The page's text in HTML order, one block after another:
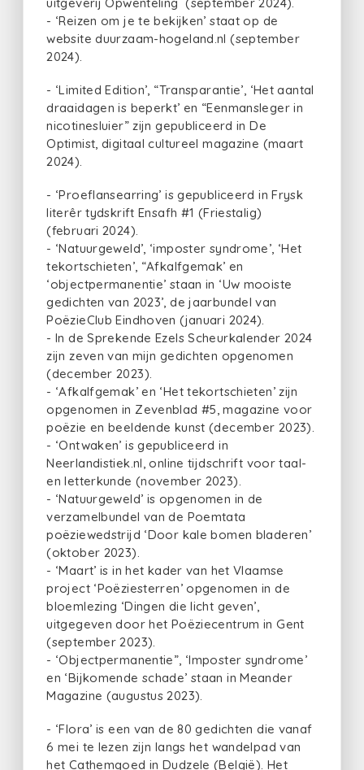
uitgeverij Opwenteling (september 2024).
- ‘Reizen om je te bekijken’ staat op de
website duurzaam-hogeland.nl (september
2024).
- ‘Limited Edition’, “Transparantie’, ‘Het aantal
draaidagen is beperkt’ en “Eenmansleger in
nicotinesluier” zijn gepubliceerd in De
Optimist, digitaal cultureel magazine (maart
2024).
- ‘Proeflansearring’ is gepubliceerd in Frysk
literêr tydskrift Ensafh #1 (Friestalig)
(februari 2024).
- ‘Natuurgeweld’, ‘imposter syndrome’, ‘Het
tekortschieten’, “Afkalfgemak’ en
‘objectpermanentie’ staan in ‘Uw mooiste
gedichten van 2023’, de jaarbundel van
PoëzieClub Eindhoven (januari 2024).
- In de Sprekende Ezels Scheurkalender 2024
zijn zeven van mijn gedichten opgenomen
(december 2023).
- ‘Afkalfgemak’ en ‘Het tekortschieten’ zijn
opgenomen in Zevenblad #5, magazine voor
poëzie en beeldende kunst (december 2023).
- ‘Ontwaken’ is gepubliceerd in
Neerlandistiek.nl, online tijdschrift voor taal-
en letterkunde (november 2023).
- ‘Natuurgeweld’ is opgenomen in de
verzamelbundel van de Poemtata
poëziewedstrijd ‘Door kale bomen bladeren’
(oktober 2023).
- ‘Maart’ is in het kader van het Vlaamse
project ‘Poëziesterren’ opgenomen in de
bloemlezing ‘Dingen die licht geven’,
uitgegeven door het Poëziecentrum in Gent
(september 2023).
- ‘Objectpermanentie”, ‘Imposter syndrome’
en ‘Bijkomende schade’ staan in Meander
Magazine (augustus 2023).
- ‘Flora’ is een van de 80 gedichten die vanaf
6 mei te lezen zijn langs het wandelpad van
het Cathemgoed in Dudzele (België). Het